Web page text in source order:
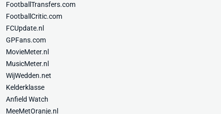
FootballTransfers.com
FootballCritic.com
FCUpdate.nl
GPFans.com
MovieMeter.nl
MusicMeter.nl
WijWedden.net
Kelderklasse
Anfield Watch
MeeMetOranje.nl